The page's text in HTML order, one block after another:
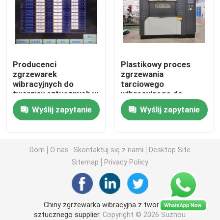
Sprzęt do spawania gorącą płytą
Maszyna do wypalania ciepła
Zgrzewarka do nitowania na gorąco
Zgrzewarka tarciowa wibracyjna
Spawanie ultradźwiękowe Motoryzacja
Wykrawarka spawalnicza
Producenci
zgrzewarek
wibracyjnych do
tworzyw sztucznych w
branży motoryzacyjnej
Wyślij zapytanie
Plastikowy proces
zgrzewania
tarciowego
wibracyjnego do
samochodowego
schowka na
rękawiczki
Wyślij zapytanie
Dom O nas Skontaktuj się z nami
Desktop Site
Sitemap
Privacy Policy
Chiny zgrzewarka wibracyjna z tworzywa
sztucznego supplier. Copyright © 2026 Suzhou